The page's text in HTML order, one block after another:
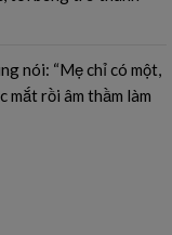
nói: “Mẹ chỉ có một,
mắt rồi âm thầm làm